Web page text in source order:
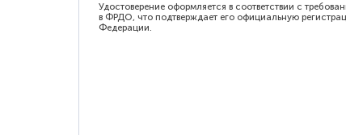
Удостоверение оформляется в соответствии с
в ФРДО, что подтверждает его официальную
Федерации.